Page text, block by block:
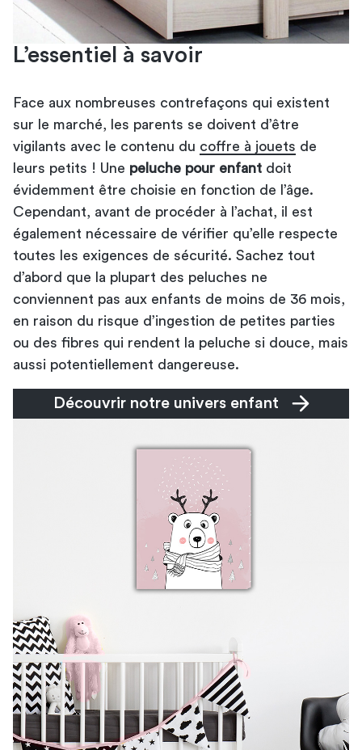
L’essentiel à savoir
Face aux nombreuses contrefaçons qui existent
sur le marché, les parents se doivent d’être
vigilants avec le contenu du coffre à jouets de
leurs petits ! Une peluche pour enfant doit
évidemment être choisie en fonction de l’âge.
Cependant, avant de procéder à l’achat, il est
également nécessaire de vérifier qu’elle respecte
toutes les exigences de sécurité. Sachez tout
d’abord que la plupart des peluches ne
conviennent pas aux enfants de moins de 36 mois,
en raison du risque d’ingestion de petites parties
ou des fibres qui rendent la peluche si douce, mais
aussi potentiellement dangereuse.
Découvrir notre univers enfant